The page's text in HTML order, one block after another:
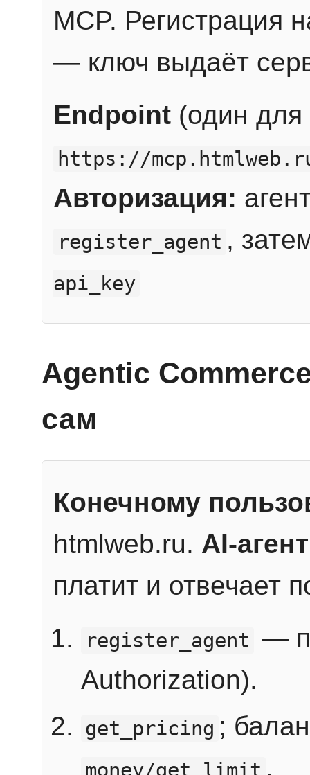
MCP. Регистрация
— ключ выдаёт
Endpoint (один для
https://
Авторизация:
register_agent ,
api_key
Agentic
сам
Конечному
htmlweb.ru. AI-агент
платит и отвечает
register_agent —
Authorization).
get_pricing ;
.